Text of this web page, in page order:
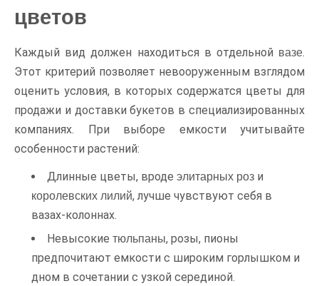
цветов
Каждый вид должен находиться в отдельной вазе.
Этот критерий позволяет невооруженным взглядом
оценить условия, в которых содержатся цветы для
продажи и доставки букетов в специализированных
компаниях. При выборе емкости учитывайте
особенности растений:
Длинные цветы, вроде элитарных роз и
королевских лилий, лучше чувствуют себя в
вазах-колоннах.
Невысокие тюльпаны, розы, пионы
предпочитают емкости с широким горлышком и
дном в сочетании с узкой серединой.